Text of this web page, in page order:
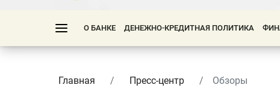
О БАНКЕ ДЕНЕЖНО-КРЕДИТНАЯ ПОЛИТИКА
Главная Пресс-центр Обзоры